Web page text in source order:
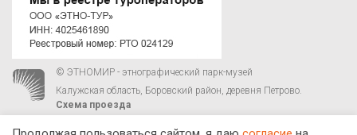
© ЭТНОМИР - этнографический парк-музей
Калужская область, Боровский район, деревня Петрово.
Схема проезда